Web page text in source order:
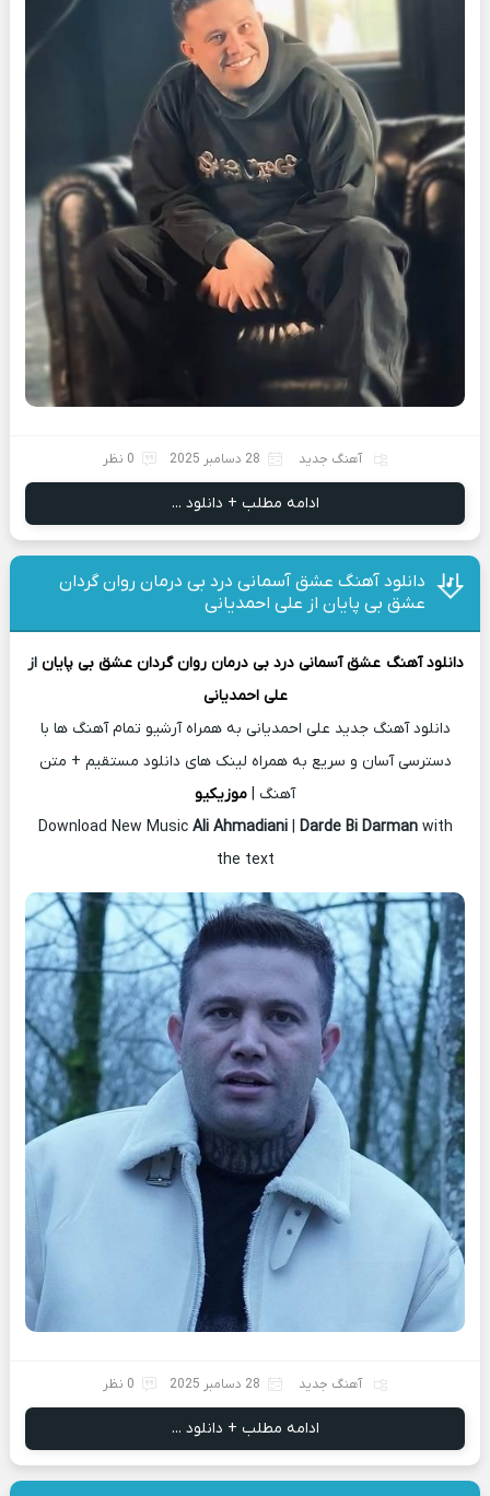
آهنگ جدید 28 دسامبر 2025 0 نظر
ادامه مطلب + دانلود ...
دانلود آهنگ عشق آسمانی درد بی درمان روان گردان
عشق بی پایان از علی احمدیانی
دانلود آهنگ عشق آسمانی درد بی درمان روان گردان عشق بی پایان از
علی احمدیانی
دانلود آهنگ جدید علی احمدیانی به همراه آرشیو تمام آهنگ ها با
دسترسی آسان و سریع به همراه لینک های دانلود مستقیم + متن
آهنگ | موزیکیو
Download New Music Ali Ahmadiani| Darde Bi Darman with
the text
آهنگ جدید 28 دسامبر 2025 0 نظر
ادامه مطلب + دانلود ...